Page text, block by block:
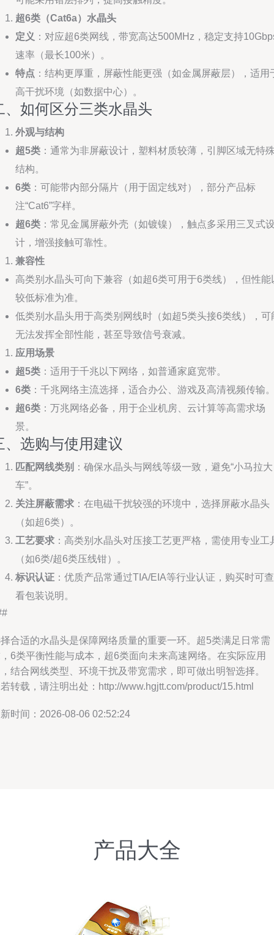
超6类（Cat6a）水晶头
定义 ：对应超6类网线，带宽高达500MHz，稳定支持
速率（最长100米）。
特点 ：结构更厚重，屏蔽性能更强（如金属屏蔽层），适用
高干扰环境（如数据中心）。
、如何区分三类水晶头
外观与结构
超5类 ：通常为非屏蔽设计，塑料材质较薄，引脚区域无特
结构。
6类 ：可能带内部分隔片（用于固定线对），部分产品标
注“Cat6”字样。
超6类 ：常见金属屏蔽外壳（如镀镍），触点多采用三叉式
计，增强接触可靠性。
兼容性
高类别水晶头可向下兼容（如超6类可用于6类线），但性能
较低标准为准。
低类别水晶头用于高类别网线时（如超5类头接6类线），可
无法发挥全部性能，甚至导致信号衰减。
应用场景
超5类 ：适用于千兆以下网络，如普通家庭宽带。
6类 ：千兆网络主流选择，适合办公、游戏及高清视频传输
超6类 ：万兆网络必备，用于企业机房、云计算等高需求场
景。
、选购与使用建议
匹配网线类别 ：确保水晶头与网线等级一致，避免“小马拉大
车”。
关注屏蔽需求 ：在电磁干扰较强的环境中，选择屏蔽水晶头
（如超6类）。
工艺要求 ：高类别水晶头对压接工艺更严格，需使用专业工
（如6类/超6类压线钳）。
标识认证 ：优质产品常通过TIA/EIA等行业认证，购买时可查
看包装说明。
合适的水晶头是保障网络质量的重要一环。超5类满足日常需
6类平衡性能与成本，超6类面向未来高速网络。在实际应用
结合网线类型、环境干扰及带宽需求，即可做出明智选择。
转载，请注明出处：http://www.hgjtt.com/product/15.html
时间：2026-08-06 02:52:24
产品大全